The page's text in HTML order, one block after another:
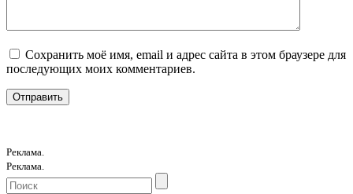
Сохранить моё имя, email и адрес сайта в этом браузере для
последующих моих комментариев.
Реклама.
Реклама.